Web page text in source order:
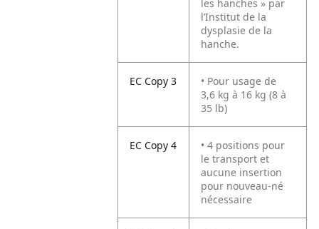
les hanches » par
l’Institut de la
dysplasie de la
hanche.
EC Copy 3
• Pour usage de
3,6 kg à 16 kg (8 à
35 lb)
EC Copy 4
• 4 positions pour
le transport et
aucune insertion
pour nouveau-né
nécessaire